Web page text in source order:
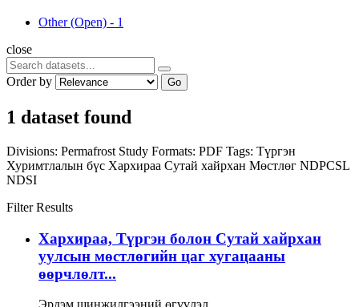
Other (Open) - 1
close
Order by Go
1 dataset found
Divisions: Permafrost Study Formats: PDF Tags: Түргэн
Хуримтлалын бүс Хархираа Сутай хайрхан Мөстлөг NDPCSL
NDSI
Filter Results
Хархираа, Түргэн болон Сутай хайрхан
уулсын мөстлөгийн цаг хугацааны
өөрчлөлт...